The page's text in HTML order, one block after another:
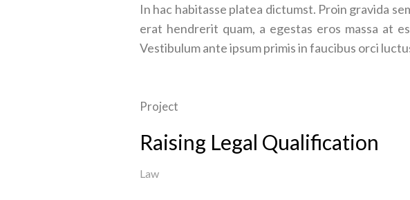
In hac habitasse platea dictumst. Proin gravida
erat hendrerit quam, a egestas eros massa at
Vestibulum ante ipsum primis in faucibus orci
Project
Raising Legal Qualification
Law